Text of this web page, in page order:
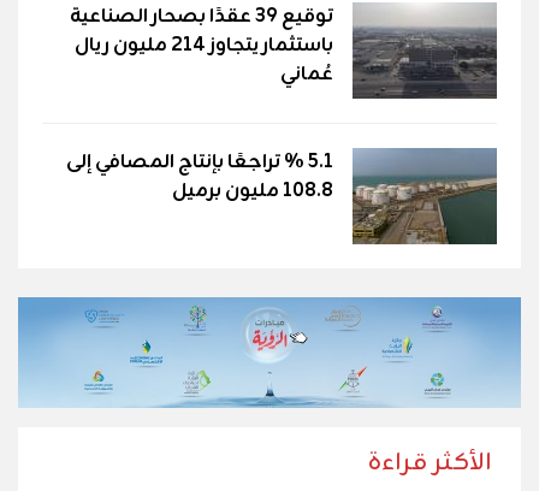
توقيع 39 عقدًا بصحار الصناعية
باستثمار يتجاوز 214 مليون ريال
عُماني
5.1 % تراجعًا بإنتاج المصافي إلى
108.8 مليون برميل
الأكثر قراءة